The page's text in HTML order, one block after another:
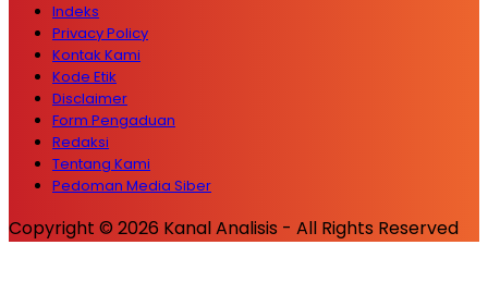
Indeks
Privacy Policy
Kontak Kami
Kode Etik
Disclaimer
Form Pengaduan
Redaksi
Tentang Kami
Pedoman Media Siber
Copyright © 2026 Kanal Analisis - All Rights Reserved